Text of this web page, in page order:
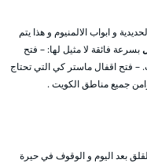
و ابواب الالمنيوم و هذا يتم
بسرعة فائقة لا مثيل لها: – فتح
– فتح اقفال ماستر كي التي تحتاج
جميع مناطق الكويت .
بعد اليوم و الوقوف في حيرة